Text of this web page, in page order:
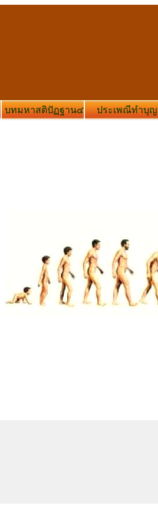
บทมหาสติปัฏฐาน๔ ประเพณีทำบุญ